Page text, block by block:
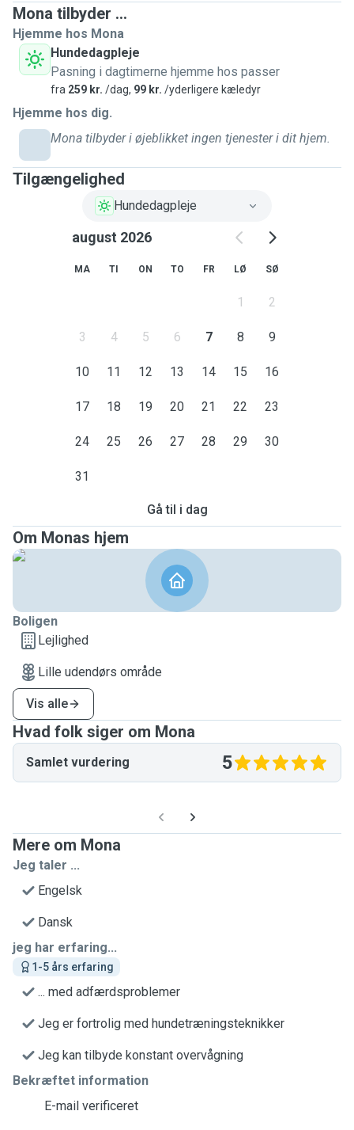
fremtiden. Indtil da vil jeg elske at passe andres hunde og
give dem den omsorg, opmærksomhed og aktivering, de
fortjener. Jeg bor sammen med min kæreste, som også er
opvokset med hunde, så vi er begge vant til at have dyr i
hjemmet. Det betyder, at vi kan tilbyde et trygt, kærligt og
hundevenligt miljø, hvor hunden bliver en naturlig del af
hverdagen. Vi bor på Islands brygge i en lejlighed.
Mona tilbyder ...
Hjemme hos Mona
Hundedagpleje
Pasning i dagtimerne hjemme hos passer
fra 259 kr. /dag, 99 kr. /yderligere kæledyr
Hjemme hos dig.
Mona tilbyder i øjeblikket ingen tjenester i dit hjem.
Tilgængelighed
Hundedagpleje
august 2026
MA TI ON TO FR LØ SØ
1 2
3 4 5 6 7 8 9
10 11 12 13 14 15 16
17 18 19 20 21 22 23
24 25 26 27 28 29 30
31
Gå til i dag
Om Monas hjem
Boligen
Lejlighed
Lille udendørs område
Vis alle
Hvad folk siger om Mona
Samlet vurdering 5
Mere om Mona
Jeg taler ...
Engelsk
Dansk
jeg har erfaring...
1-5 års erfaring
... med adfærdsproblemer
Jeg er fortrolig med hundetræningsteknikker
Jeg kan tilbyde konstant overvågning
Bekræftet information
E-mail verificeret